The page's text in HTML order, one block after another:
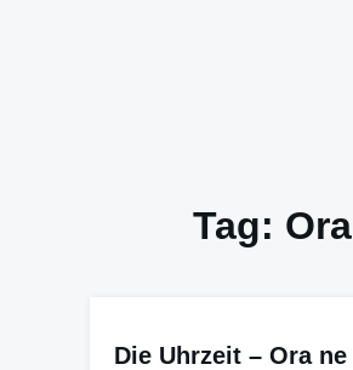
Tag: Ora
Die Uhrzeit – Ora ne